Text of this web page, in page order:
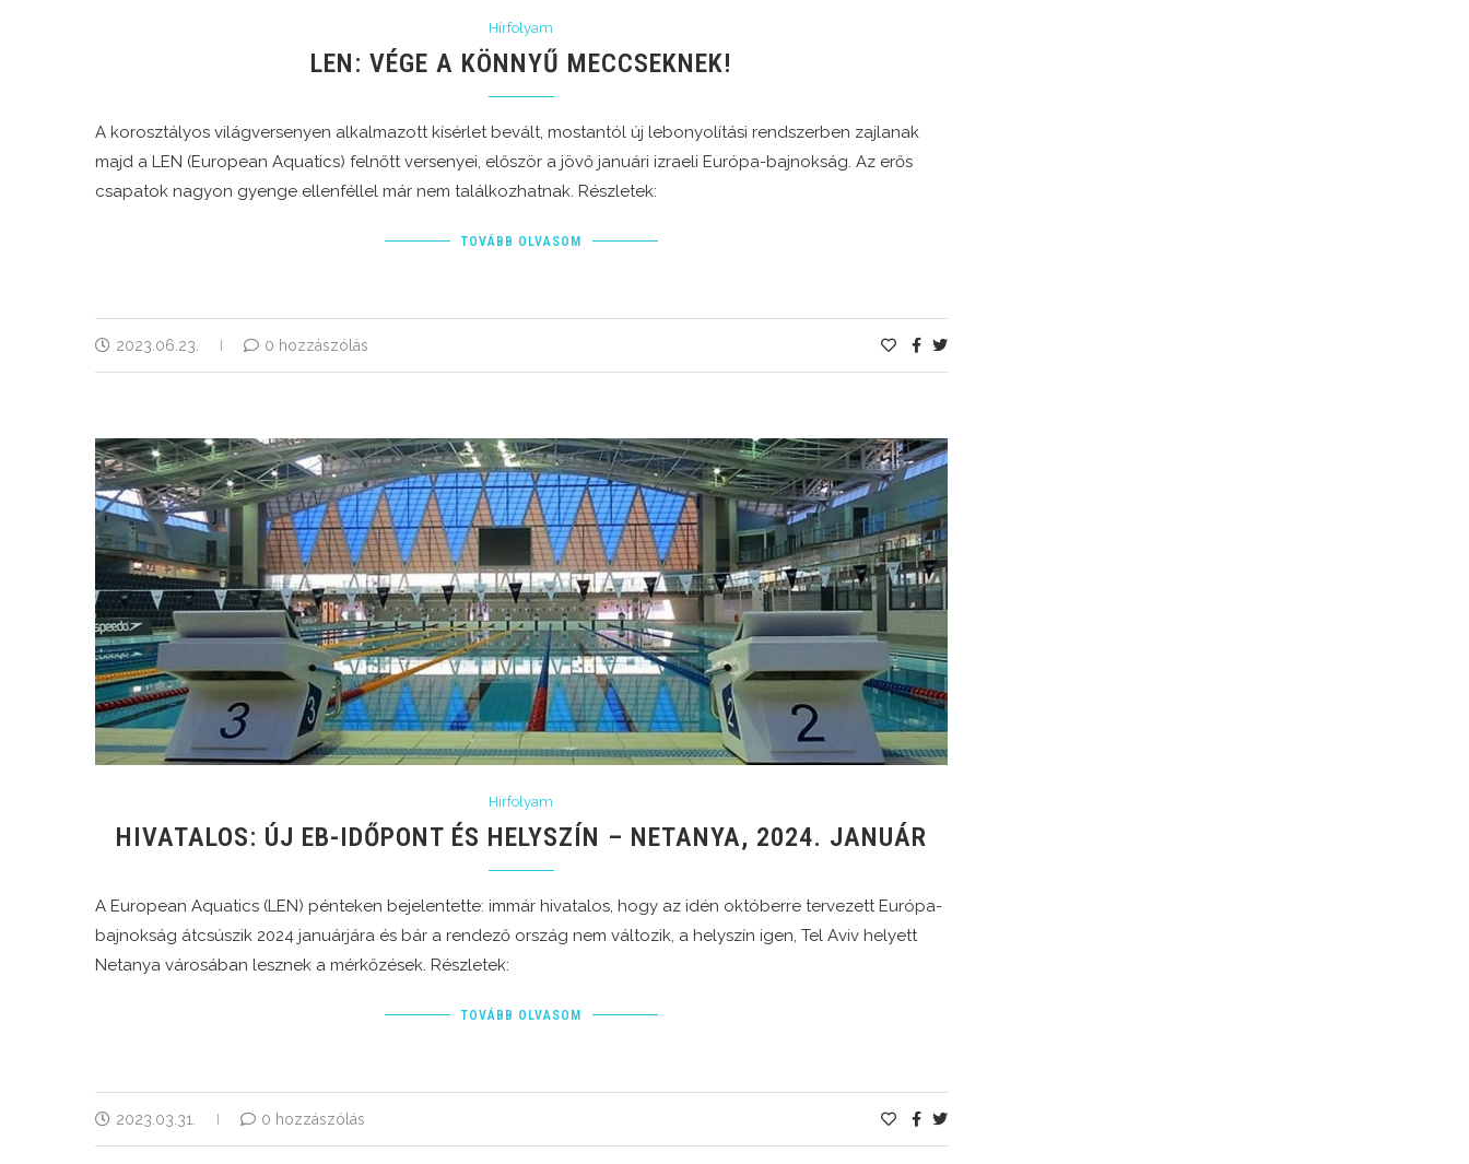
Hírfolyam
LEN: VÉGE A KÖNNYŰ MECCSEKNEK!
A korosztályos világversenyen alkalmazott kísérlet bevált, mostantól új lebonyolítási rendszerben zajlanak
majd a LEN (European Aquatics) felnőtt versenyei, először a jövő januári izraeli Európa-bajnokság. Az erős
csapatok nagyon gyenge ellenféllel már nem találkozhatnak. Részletek:
TOVÁBB OLVASOM
2023.06.23. 0 hozzászólás
Hírfolyam
HIVATALOS: ÚJ EB-IDŐPONT ÉS HELYSZÍN – NETANYA, 2024. JANUÁR
A European Aquatics (LEN) pénteken bejelentette: immár hivatalos, hogy az idén októberre tervezett Európa-
bajnokság átcsúszik 2024 januárjára és bár a rendező ország nem változik, a helyszín igen, Tel Aviv helyett
Netanya városában lesznek a mérkőzések. Részletek:
TOVÁBB OLVASOM
2023.03.31. 0 hozzászólás